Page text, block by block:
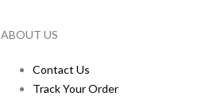
ABOUT US
Contact Us
Track Your Order